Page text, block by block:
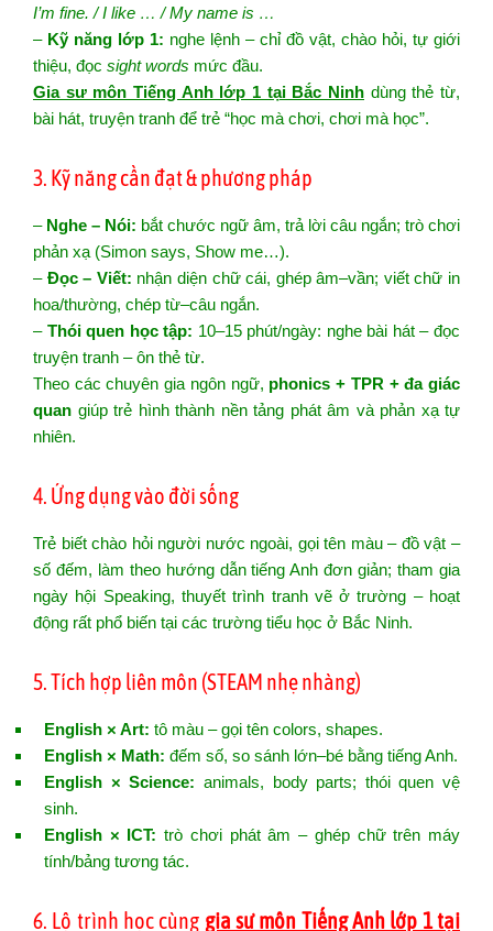
I’m fine. / I like … / My name is …
– Kỹ năng lớp 1: nghe lệnh – chỉ đồ vật, chào hỏi, tự giới
thiệu, đọc sight words mức đầu.
Gia sư môn Tiếng Anh lớp 1 tại Bắc Ninh dùng thẻ từ,
bài hát, truyện tranh để trẻ “học mà chơi, chơi mà học”.
3. Kỹ năng cần đạt & phương pháp
– Nghe – Nói: bắt chước ngữ âm, trả lời câu ngắn; trò chơi
phản xạ (Simon says, Show me…).
– Đọc – Viết: nhận diện chữ cái, ghép âm–vần; viết chữ in
hoa/thường, chép từ–câu ngắn.
– Thói quen học tập: 10–15 phút/ngày: nghe bài hát – đọc
truyện tranh – ôn thẻ từ.
Theo các chuyên gia ngôn ngữ, phonics + TPR + đa giác
quan giúp trẻ hình thành nền tảng phát âm và phản xạ tự
nhiên.
4. Ứng dụng vào đời sống
Trẻ biết chào hỏi người nước ngoài, gọi tên màu – đồ vật –
số đếm, làm theo hướng dẫn tiếng Anh đơn giản; tham gia
ngày hội Speaking, thuyết trình tranh vẽ ở trường – hoạt
động rất phổ biến tại các trường tiểu học ở Bắc Ninh.
5. Tích hợp liên môn (STEAM nhẹ nhàng)
English × Art: tô màu – gọi tên colors, shapes.
English × Math: đếm số, so sánh lớn–bé bằng tiếng Anh.
English × Science: animals, body parts; thói quen vệ
sinh.
English × ICT: trò chơi phát âm – ghép chữ trên máy
tính/bảng tương tác.
6. Lộ trình học cùng gia sư môn Tiếng Anh lớp 1 tại